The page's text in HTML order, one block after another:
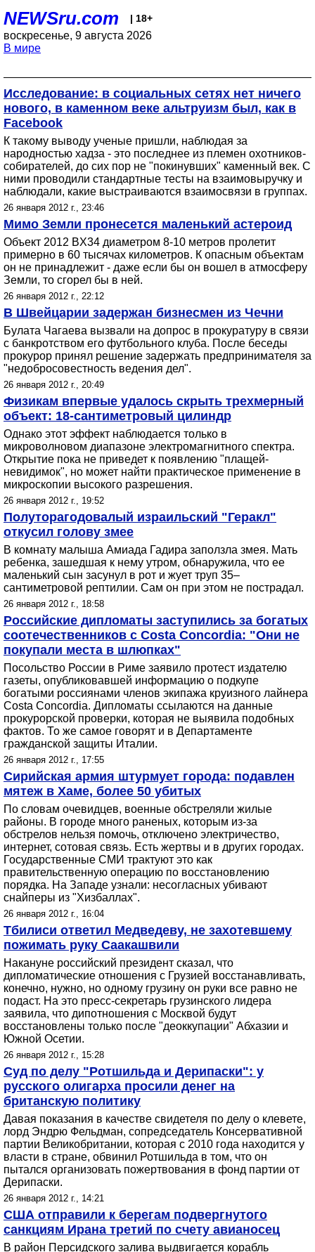
NEWSru.com | 18+
воскресенье, 9 августа 2026
В мире
Исследование: в социальных сетях нет ничего
нового, в каменном веке альтруизм был, как в
Facebook
К такому выводу ученые пришли, наблюдая за
народностью хадза - это последнее из племен охотников-
собирателей, до сих пор не "покинувших" каменный век. С
ними проводили стандартные тесты на взаимовыручку и
наблюдали, какие выстраиваются взаимосвязи в группах.
26 января 2012 г., 23:46
Мимо Земли пронесется маленький астероид
Объект 2012 BX34 диаметром 8-10 метров пролетит
примерно в 60 тысячах километров. К опасным объектам
он не принадлежит - даже если бы он вошел в атмосферу
Земли, то сгорел бы в ней.
26 января 2012 г., 22:12
В Швейцарии задержан бизнесмен из Чечни
Булата Чагаева вызвали на допрос в прокуратуру в связи
с банкротством его футбольного клуба. После беседы
прокурор принял решение задержать предпринимателя за
"недобросовестность ведения дел".
26 января 2012 г., 20:49
Физикам впервые удалось скрыть трехмерный
объект: 18-сантиметровый цилиндр
Однако этот эффект наблюдается только в
микроволновом диапазоне электромагнитного спектра.
Открытие пока не приведет к появлению "плащей-
невидимок", но может найти практическое применение в
микроскопии высокого разрешения.
26 января 2012 г., 19:52
Полуторагодовалый израильский "Геракл"
откусил голову змее
В комнату малыша Амиада Гадира заползла змея. Мать
ребенка, зашедшая к нему утром, обнаружила, что ее
маленький сын засунул в рот и жует труп 35–
сантиметровой рептилии. Сам он при этом не пострадал.
26 января 2012 г., 18:58
Российские дипломаты заступились за богатых
соотечественников с Costa Concordia: "Они не
покупали места в шлюпках"
Посольство России в Риме заявило протест издателю
газеты, опубликовавшей информацию о подкупе
богатыми россиянами членов экипажа круизного лайнера
Costa Concordia. Дипломаты ссылаются на данные
прокурорской проверки, которая не выявила подобных
фактов. То же самое говорят и в Департаменте
гражданской защиты Италии.
26 января 2012 г., 17:55
Сирийская армия штурмует города: подавлен
мятеж в Хаме, более 50 убитых
По словам очевидцев, военные обстреляли жилые
районы. В городе много раненых, которым из-за
обстрелов нельзя помочь, отключено электричество,
интернет, сотовая связь. Есть жертвы и в других городах.
Государственные СМИ трактуют это как
правительственную операцию по восстановлению
порядка. На Западе узнали: несогласных убивают
снайперы из "Хизбаллах".
26 января 2012 г., 16:04
Тбилиси ответил Медведеву, не захотевшему
пожимать руку Саакашвили
Накануне российский президент сказал, что
дипломатические отношения с Грузией восстанавливать,
конечно, нужно, но одному грузину он руки все равно не
подаст. На это пресс-секретарь грузинского лидера
заявила, что дипотношения с Москвой будут
восстановлены только после "деоккупации" Абхазии и
Южной Осетии.
26 января 2012 г., 15:28
Суд по делу "Ротшильда и Дерипаски": у
русского олигарха просили денег на
британскую политику
Давая показания в качестве свидетеля по делу о клевете,
лорд Эндрю Фельдман, сопредседатель Консервативной
партии Великобритании, которая с 2010 года находится у
власти в стране, обвинил Ротшильда в том, что он
пытался организовать пожертвования в фонд партии от
Дерипаски.
26 января 2012 г., 14:21
США отправили к берегам подвергнутого
санкциям Ирана третий по счету авианосец
В район Персидского залива выдвигается корабль